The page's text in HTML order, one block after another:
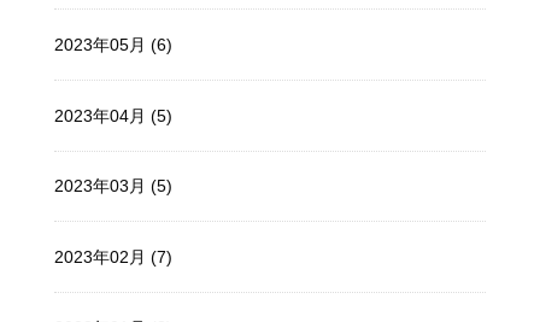
2023年05月 (6)
2023年04月 (5)
2023年03月 (5)
2023年02月 (7)